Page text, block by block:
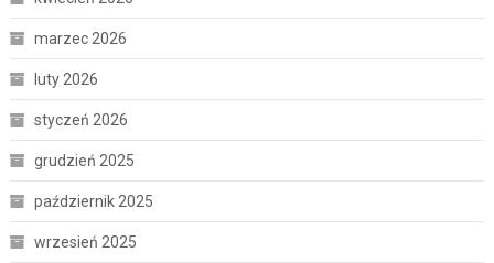
marzec 2026
luty 2026
styczeń 2026
grudzień 2025
październik 2025
wrzesień 2025